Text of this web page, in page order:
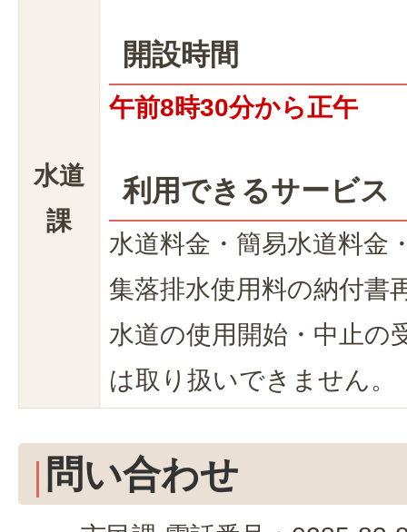
水道
課
開設時間
午前8時30分から正午
利用できるサービス
水道料金・簡易水道料金
集落排水使用料の納付書
水道の使用開始・中止の
は取り扱いできません。
問い合わせ